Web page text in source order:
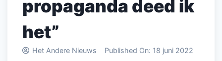
propaganda deed ik
het”
Het Andere Nieuws Published On: 18 juni 2022